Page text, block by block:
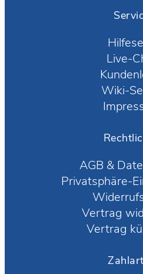
Live-
Wiki-
AGB &
Privatsphäre-
Vertrag
Vertrag